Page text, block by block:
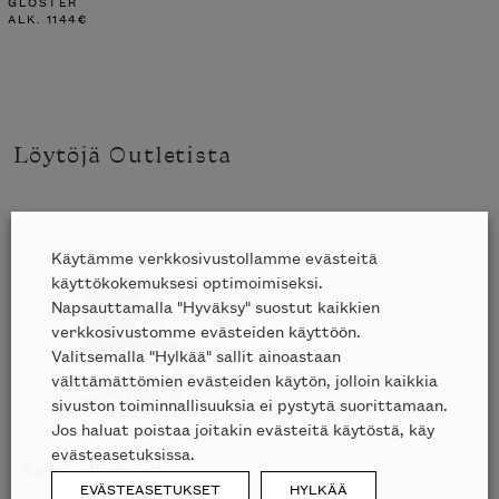
ALK. 1144€
Löytöjä Outletista
Sway ulkotuoli,
Käytämme verkkosivustollamme evästeitä
käyttökokemuksesi optimoimiseksi.
Napsauttamalla "Hyväksy" suostut kaikkien
verkkosivustomme evästeiden käyttöön.
Valitsemalla "Hylkää" sallit ainoastaan
välttämättömien evästeiden käytön, jolloin kaikkia
sivuston toiminnallisuuksia ei pystytä suorittamaan.
Jos haluat poistaa joitakin evästeitä käytöstä, käy
evästeasetuksissa.
EVÄSTEASETUKSET HYLKÄÄ